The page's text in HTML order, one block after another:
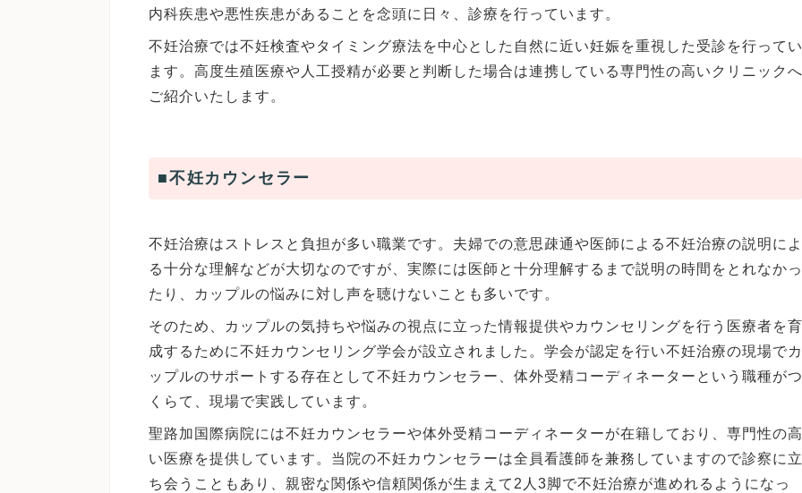
内科疾患や悪性疾患があることを念頭に日々、診療を行っています。
不妊治療では不妊検査やタイミング療法を中心とした自然に近い妊娠を重視した受診を行ってい
ます。高度生殖医療や人工授精が必要と判断した場合は連携している専門性の高いクリニックへ
ご紹介いたします。
■不妊カウンセラー
不妊治療はストレスと負担が多い職業です。夫婦での意思疎通や医師による不妊治療の説明によ
る十分な理解などが大切なのですが、実際には医師と十分理解するまで説明の時間をとれなかっ
たり、カップルの悩みに対し声を聴けないことも多いです。
そのため、カップルの気持ちや悩みの視点に立った情報提供やカウンセリングを行う医療者を育
成するために不妊カウンセリング学会が設立されました。学会が認定を行い不妊治療の現場でカ
ップルのサポートする存在として不妊カウンセラー、体外受精コーディネーターという職種がつ
くらて、現場で実践しています。
聖路加国際病院には不妊カウンセラーや体外受精コーディネーターが在籍しており、専門性の高
い医療を提供しています。当院の不妊カウンセラーは全員看護師を兼務していますので診察に立
ち会うこともあり、親密な関係や信頼関係が生まえて2人3脚で不妊治療が進めれるようになっ